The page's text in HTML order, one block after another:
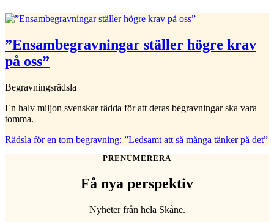
”Ensambegravningar ställer högre krav
på oss”
Begravningsrädsla
En halv miljon svenskar rädda för att deras begravningar ska vara
tomma.
Rädsla för en tom begravning: ”Ledsamt att så många tänker på det”
PRENUMERERA
Få nya perspektiv
Nyheter från hela Skåne.